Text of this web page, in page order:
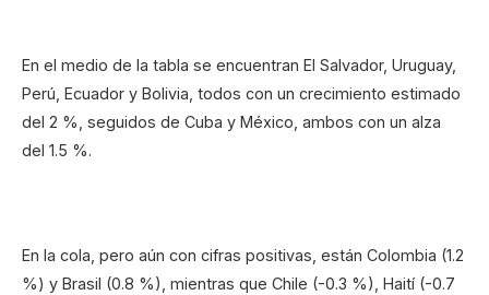
En el medio de la tabla se encuentran El Salvador, Uruguay,
Perú, Ecuador y Bolivia, todos con un crecimiento estimado
del 2 %, seguidos de Cuba y México, ambos con un alza
del 1.5 %.
En la cola, pero aún con cifras positivas, están Colombia (1.2
%) y Brasil (0.8 %), mientras que Chile (-0.3 %), Haití (-0.7